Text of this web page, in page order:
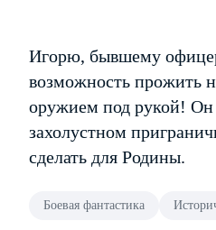
Игорю, бывшему
возможность прожить
оружием под рукой! Он
захолустном
сделать для Родины.
Боевая фантастика